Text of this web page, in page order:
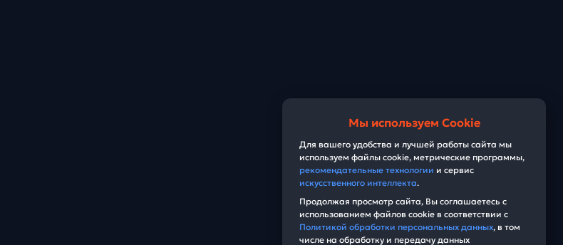
Мы используем Cookie
Для вашего удобства и лучшей работы сайта мы
используем файлы cookie, метрические программы,
рекомендательные технологии и сервис
искусственного интеллекта.
Продолжая просмотр сайта, Вы соглашаетесь с
использованием файлов cookie в соответствии с
Политикой обработки персональных данных, в том
числе на обработку и передачу данных